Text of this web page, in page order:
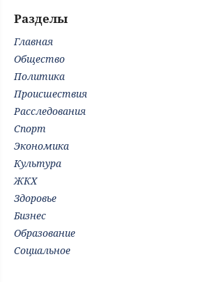
Разделы
Главная
Общество
Политика
Происшествия
Расследования
Спорт
Экономика
Культура
ЖКХ
Здоровье
Бизнес
Образование
Социальное